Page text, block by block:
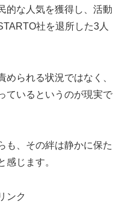
的な人気を獲得し、活動
社を退所した3人
められる状況ではなく、
ているというのが現実で
も、その絆は静かに保た
感じます。
ンク